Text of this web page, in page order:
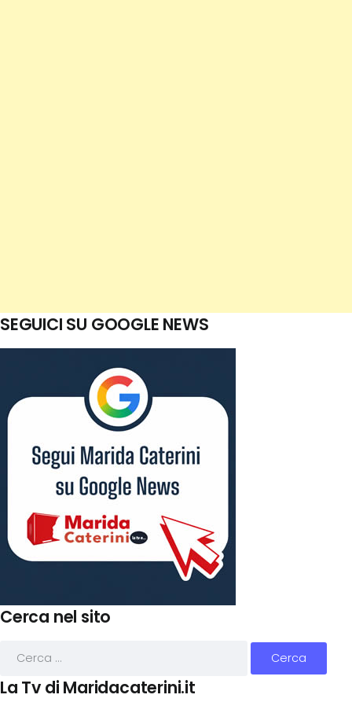
SEGUICI SU GOOGLE NEWS
Cerca nel sito
La Tv di Maridacaterini.it